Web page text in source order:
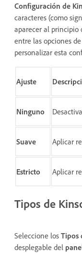
Configuración de
caracteres (como
aparecer al principio
entre las opciones
personalizar esta
Ajuste
Ninguno
Suave Aplicar
Estricto Aplicar
Tipos de
Seleccione los Tipos
desplegable del